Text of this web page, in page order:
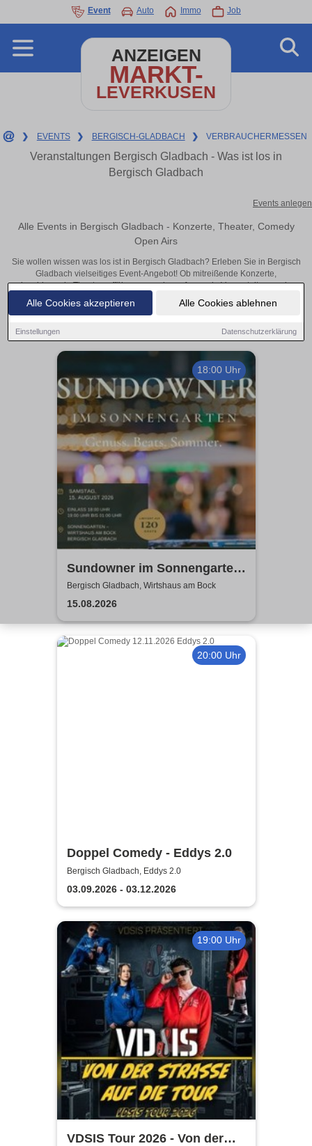
Alle Cookies akzeptieren Alle Cookies ablehnen
Einstellungen Datenschutzerklärung
Event Auto Immo Job
ANZEIGEN
MARKT-
LEVERKUSEN
❯ EVENTS ❯ BERGISCH-GLADBACH ❯ VERBRAUCHERMESSEN
Veranstaltungen Bergisch Gladbach - Was ist los in
Bergisch Gladbach
Events anlegen
Alle Events in Bergisch Gladbach - Konzerte, Theater, Comedy
Open Airs
Sie wollen wissen was los ist in Bergisch Gladbach? Erleben Sie in Bergisch
Gladbach vielseitiges Event-Angebot! Ob mitreißende Konzerte,
inspirierende Theateraufführungen oder aufregende Veranstaltungen in
Bergisch Gladbach – hier finden alles im Überblick und Tickets.
18:00 Uhr
Sundowner im Sonnengarten
- Wirtshaus am Bock
Bergisch Gladbach, Wirtshaus am Bock
15.08.2026
20:00 Uhr
Doppel Comedy - Eddys 2.0
Bergisch Gladbach, Eddys 2.0
03.09.2026 - 03.12.2026
19:00 Uhr
VDSIS Tour 2026 - Von der